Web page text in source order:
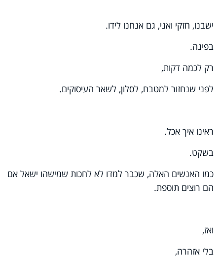
ישבנו, חזקי ואני, גם אנחנו לידו.
בפינה.
רק לכמה דקות,
לפני שנחזור למטבח, לסלון, לשאר העיסוקים.
ראינו איך אכל.
בשקט.
כמו האנשים האלה, שכבר למדו לא לחכות שמישהו ישאל אם
הם רוצים תוספת.
ואז,
בלי אזהרה,